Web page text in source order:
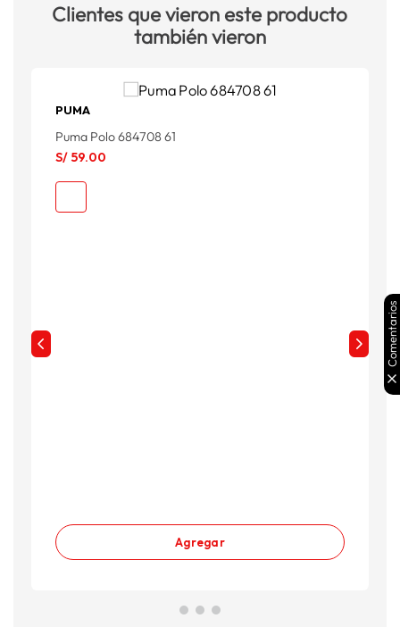
Clientes que vieron este producto
también vieron
PUMA
Puma Polo 684708 61
S/ 59.00
Agregar
Comentarios